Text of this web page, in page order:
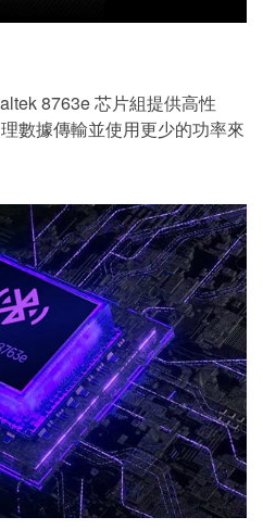
8763e 芯片組提供高性
數據傳輸並使用更少的功率來